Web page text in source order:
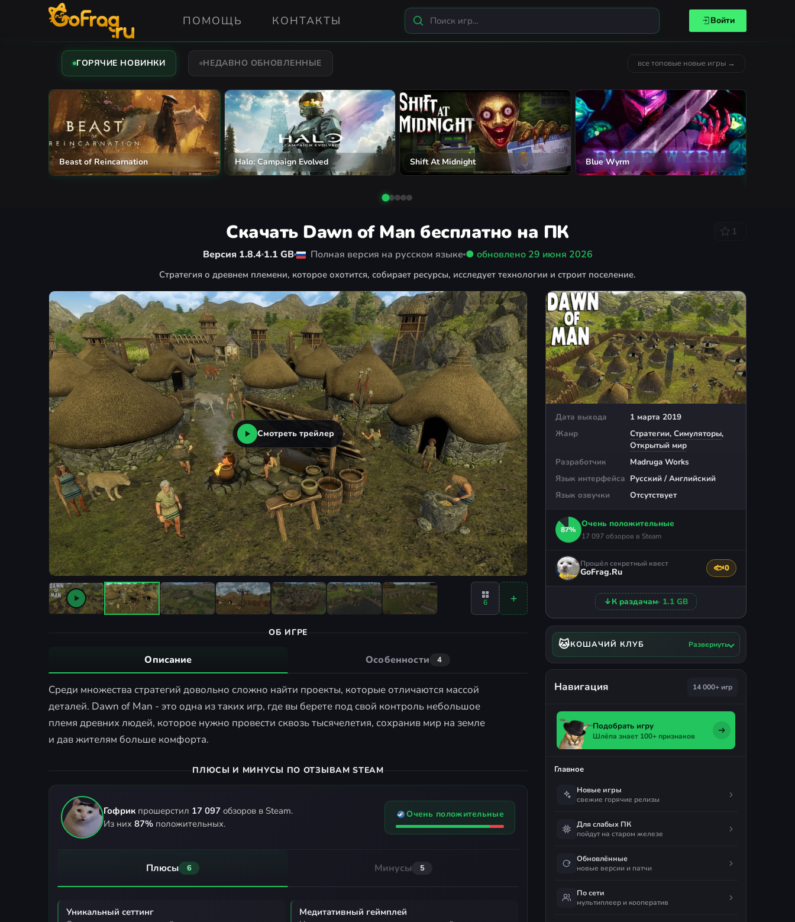
ПОМОЩЬ КОНТАКТЫ Войти
ГОРЯЧИЕ НОВИНКИ НЕДАВНО ОБНОВЛЕННЫЕ все топовые новые игры →
The Mound: Omen of Cthulhu Assassin's Creed Black Flag Resynced City Car Driving 2.0 MECCHA CHAMELEON
Скачать Dawn of Man бесплатно на ПК 1
Версия 1.8.41.1 GB Полная версия на русском языке ● обновлено 29 июня 2026
Стратегия о древнем племени, которое охотится, собирает ресурсы, исследует технологии и строит поселение.
Дата выхода
1 марта 2019
Жанр
Стратегии, Симуляторы,
Открытый мир
Разработчик
Madruga Works
Язык интерфейса Русский / Английский
Язык озвучки
Отсутствует
87%
Очень положительные
17 097 обзоров в Steam
Прошёл секретный квест
GoFrag.Ru 🐟0
Поблагодарить
↓К раздачам· 1.1 GB
Смотреть трейлер
6
ОБ ИГРЕ
Описание Особенности 4
Среди множества стратегий довольно сложно найти проекты, которые отличаются массой
деталей. Dawn of Man - это одна из таких игр, где вы берете под свой контроль небольшое
племя древних людей, которое нужно провести сквозь тысячелетия, сохранив мир на земле
и дав жителям больше комфорта.
ПЛЮСЫ И МИНУСЫ ПО ОТЗЫВАМ STEAM
Гофрик прошерстил 17 097 обзоров в Steam.
Из них 87% положительных.
Очень положительные
Плюсы 6 Минусы 5
Уникальный сеттинг Медитативный геймплей
🐱КОШАЧИЙ КЛУБ Развернуть
Навигация 14 000+ игр
Подобрать игру
Шлёпа знает 100+ признаков
Главное
Новые игры
свежие горячие релизы
Для слабых ПК
пойдут на старом железе
Обновлённые
новые версии и патчи
По сети
мультиплеер и кооператив